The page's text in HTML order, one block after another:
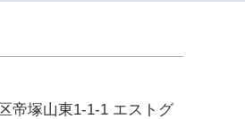
帝塚山東1-1-1 エストグ